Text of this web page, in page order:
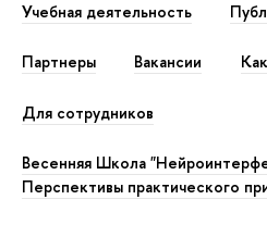
Учебная деятельность
Партнеры Вакансии
Для сотрудников
Весенняя Школа
Перспективы практического